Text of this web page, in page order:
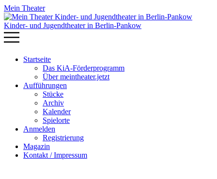
Mein Theater
Kinder- und Jugendtheater in Berlin‑Pankow
Startseite
Das KiA-Förderprogramm
Über meintheater.jetzt
Aufführungen
Stücke
Archiv
Kalender
Spielorte
Anmelden
Registrierung
Magazin
Kontakt / Impressum